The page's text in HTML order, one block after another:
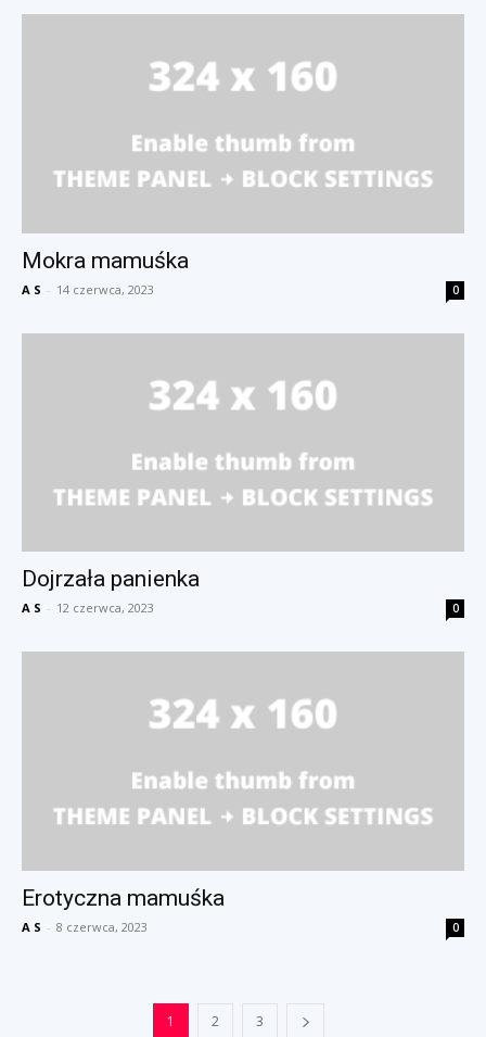
Mokra mamuśka
A S - 14 czerwca, 2023 0
Dojrzała panienka
A S - 12 czerwca, 2023 0
Erotyczna mamuśka
A S - 8 czerwca, 2023 0
1 2 3